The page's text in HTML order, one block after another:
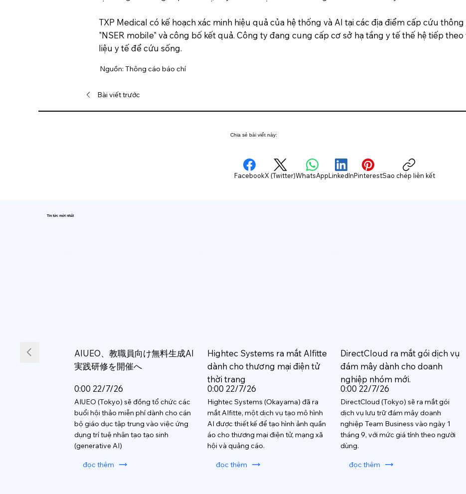
TXP Medical có kế hoạch xác minh hiệu quả của hệ thống và AI tại các địa điểm cấp cứu
"NSER mobile" và công bố kết quả. Công ty đang cung cấp cơ sở hạ tầng y tế thế hệ tiếp
liệu y tế để cứu sống.
Nguồn: Thông cáo báo chí
Bài viết trước
Chia sẻ bài viết này:
FacebookX (Twitter)WhatsAppLinkedInPinterestSao chép liên kết
Tin tức mới nhất
AIUEO、教職員向け無料生成AI
実践研修を開催へ
0:00 22/7/26
AIUEO (Tokyo) sẽ đồng tổ chức các
buổi hội thảo miễn phí dành cho cán
bộ giáo dục tập trung vào việc ứng
dụng trí tuệ nhân tạo tạo sinh
(generative AI)
đọc thêm
Hightec Systems ra mắt AIfitte
dành cho thương mại điện tử
thời trang
0:00 22/7/26
Hightec Systems (Okayama) đã ra
mắt AIfitte, một dịch vụ tạo mô hình
AI được thiết kế để tạo hình ảnh quần
áo cho thương mại điện tử, mạng xã
hội và quảng cáo.
đọc thêm
DirectCloud ra mắt gói dịch vụ
đám mây dành cho doanh
nghiệp nhóm mới.
0:00 22/7/26
DirectCloud (Tokyo) sẽ ra mắt gói
dịch vụ lưu trữ đám mây doanh
nghiệp Team Business vào ngày 1
tháng 9, với mức giá tính theo người
dùng.
đọc thêm